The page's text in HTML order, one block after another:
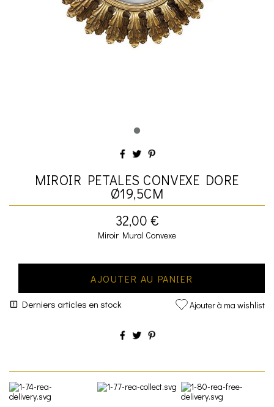
MIROIR PETALES CONVEXE DORE
Ø19,5CM
32,00 €
Miroir Mural Convexe
AJOUTER AU PANIER
Derniers articles en stock Ajouter à ma wishlist